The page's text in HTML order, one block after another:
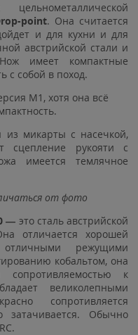
point. Она считается
и для кухни и для
австрийской стали и
имеет компактные
с собой в поход.
M1, хотя она всё
из микарты с насечкой,
сцепление рукояти с
имеется темлячное
от фото
— это сталь австрийской
отличается хорошей
режущими
кобальтом, она
сопротивляемостью к
великолепными
сопротивляется
затачивается. Обычно